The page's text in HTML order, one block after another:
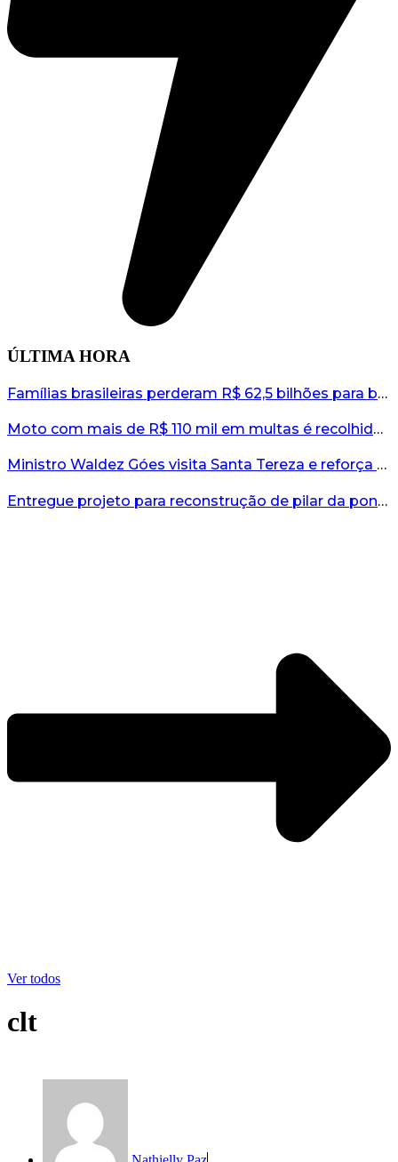
ÚLTIMA HORA
Famílias brasileiras perderam R$ 62,5 bilhões para bets em 2025, diz estudo...
Moto com mais de R$ 110 mil em multas é recolhida no interior do RS...
Ministro Waldez Góes visita Santa Tereza e reforça apoio federal à reconstrução do município...
Entregue projeto para reconstrução de pilar da ponte entre Encantado e Muçum...
Ver todos
clt